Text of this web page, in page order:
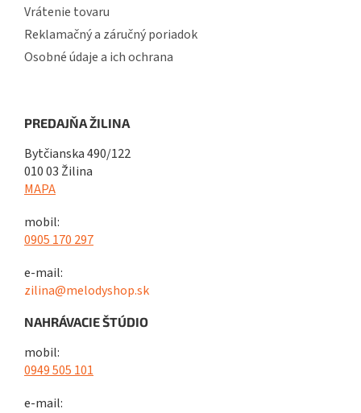
Vrátenie tovaru
Reklamačný a záručný poriadok
Osobné údaje a ich ochrana
PREDAJŇA ŽILINA
Bytčianska 490/122
010 03 Žilina
MAPA
mobil:
0905 170 297
e-mail:
zilina@melodyshop.sk
NAHRÁVACIE ŠTÚDIO
mobil:
0949 505 101
e-mail: